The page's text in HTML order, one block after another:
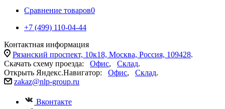
Сравнение товаров0
+7 (499) 110-04-44
Контактная информация
Рязанский проспект, 10к18, Москва, Россия, 109428.
Скачать схему проезда: Офис, Склад.
Открыть Яндекс.Навигатор: Офис, Склад.
zakaz@nlp-group.ru
Вконтакте